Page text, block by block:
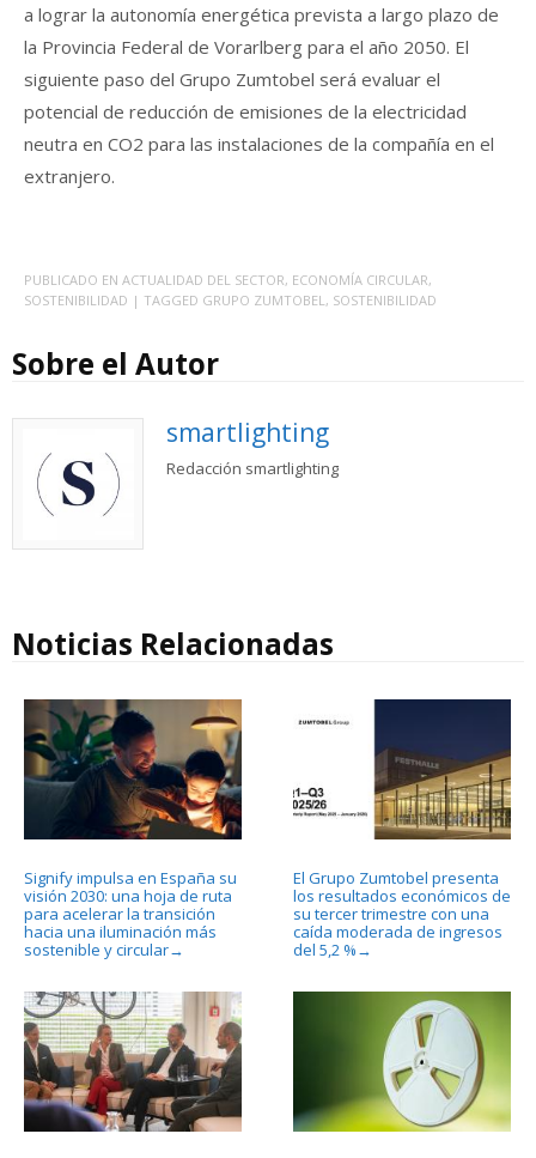
a lograr la autonomía energética prevista a largo plazo de
la Provincia Federal de Vorarlberg para el año 2050. El
siguiente paso del Grupo Zumtobel será evaluar el
potencial de reducción de emisiones de la electricidad
neutra en CO2 para las instalaciones de la compañía en el
extranjero.
PUBLICADO EN ACTUALIDAD DEL SECTOR, ECONOMÍA CIRCULAR,
SOSTENIBILIDAD | TAGGED GRUPO ZUMTOBEL, SOSTENIBILIDAD
Sobre el Autor
smartlighting
Redacción smartlighting
Noticias Relacionadas
Signify impulsa en España su
visión 2030: una hoja de ruta
para acelerar la transición
hacia una iluminación más
sostenible y circular→
El Grupo Zumtobel presenta
los resultados económicos de
su tercer trimestre con una
caída moderada de ingresos
del 5,2 % →